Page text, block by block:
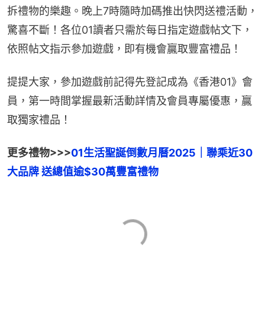
拆禮物的樂趣。晚上7時隨時加碼推出快閃送禮活動，
驚喜不斷！各位01讀者只需於每日指定遊戲帖文下，
依照帖文指示參加遊戲，即有機會贏取豐富禮品！
提提大家，參加遊戲前記得先登記成為《香港01》會
員，第一時間掌握最新活動詳情及會員專屬優惠，贏
取獨家禮品！
更多禮物>>>01生活聖誕倒數月曆2025｜聯乘近30
大品牌 送總值逾$30萬豐富禮物